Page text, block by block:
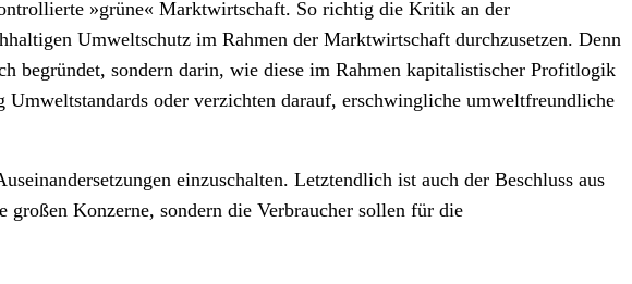
»grüne« Marktwirtschaft. So richtig die Kritik an der
Umweltschutz im Rahmen der Marktwirtschaft durchzusetzen. Denn
begründet, sondern darin, wie diese im Rahmen kapitalistischer Profitlogik
oder verzichten darauf, erschwingliche umweltfreundliche
einzuschalten. Letztendlich ist auch der Beschluss aus
Konzerne, sondern die Verbraucher sollen für die